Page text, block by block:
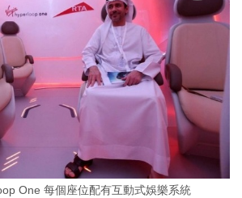
One 每個座位配有互動式娛樂系統